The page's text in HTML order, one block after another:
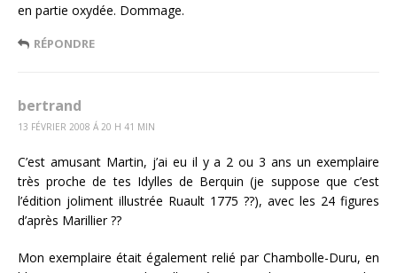
en partie oxydée. Dommage.
RÉPONDRE
bertrand
13 FÉVRIER 2008 Á 20 H 41 MIN
C’est amusant Martin, j’ai eu il y a 2 ou 3 ans un exemplaire
très proche de tes Idylles de Berquin (je suppose que c’est
l’édition joliment illustrée Ruault 1775 ??), avec les 24 figures
d’après Marillier ??
Mon exemplaire était également relié par Chambolle-Duru, en